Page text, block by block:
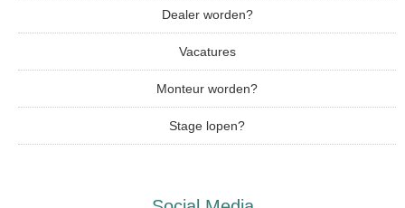
Dealer worden?
Vacatures
Monteur worden?
Stage lopen?